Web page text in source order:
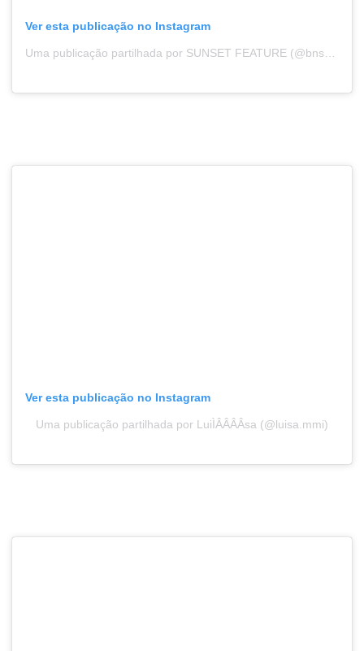
Ver esta publicação no Instagram
Ver esta publicação no Instagram
Uma publicação partilhada por LuiÌÂÂÂÂsa (@luisa.mmi)